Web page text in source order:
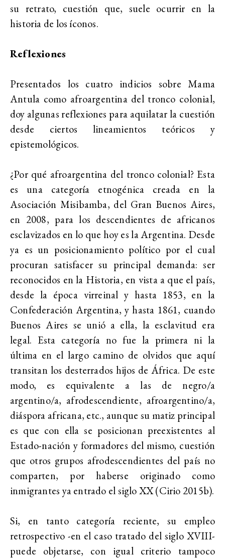
su retrato, cuestión que, suele ocurrir en la
historia de los íconos.
Reflexiones
Presentados los cuatro indicios sobre Mama
Antula como afroargentina del tronco colonial,
doy algunas reflexiones para aquilatar la cuestión
desde ciertos lineamientos teóricos y
epistemológicos.
¿Por qué afroargentina del tronco colonial? Esta
es una categoría etnogénica creada en la
Asociación Misibamba, del Gran Buenos Aires,
en 2008, para los descendientes de africanos
esclavizados en lo que hoy es la Argentina. Desde
ya es un posicionamiento político por el cual
procuran satisfacer su principal demanda: ser
reconocidos en la Historia, en vista a que el país,
desde la época virreinal y hasta 1853, en la
Confederación Argentina, y hasta 1861, cuando
Buenos Aires se unió a ella, la esclavitud era
legal. Esta categoría no fue la primera ni la
última en el largo camino de olvidos que aquí
transitan los desterrados hijos de África. De este
modo, es equivalente a las de negro/a
argentino/a, afrodescendiente, afroargentino/a,
diáspora africana, etc., aunque su matiz principal
es que con ella se posicionan preexistentes al
Estado-nación y formadores del mismo, cuestión
que otros grupos afrodescendientes del país no
comparten, por haberse originado como
inmigrantes ya entrado el siglo XX (Cirio 2015b).
Si, en tanto categoría reciente, su empleo
retrospectivo -en el caso tratado del siglo XVIII-
puede objetarse, con igual criterio tampoco